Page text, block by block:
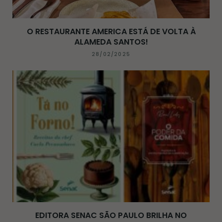
O RESTAURANTE AMERICA ESTÁ DE VOLTA À
ALAMEDA SANTOS!
28/02/2025
EDITORA SENAC SÃO PAULO BRILHA NO